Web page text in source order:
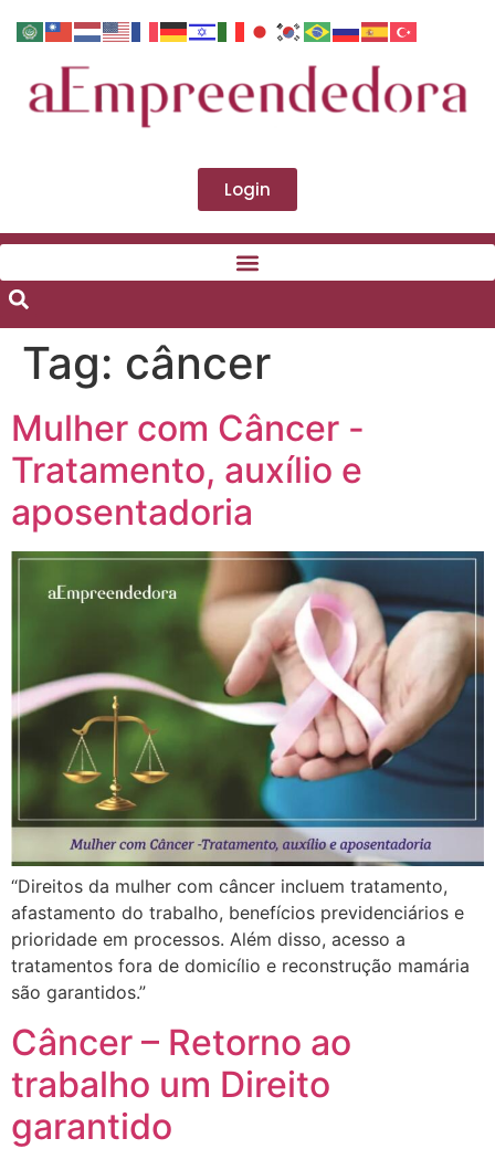
Login
Tag: câncer
Mulher com Câncer -
Tratamento, auxílio e
aposentadoria
“Direitos da mulher com câncer incluem tratamento,
afastamento do trabalho, benefícios previdenciários e
prioridade em processos. Além disso, acesso a
tratamentos fora de domicílio e reconstrução mamária
são garantidos.”
Câncer – Retorno ao
trabalho um Direito
garantido